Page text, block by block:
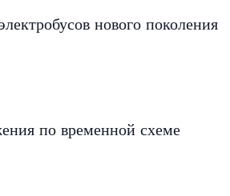
нового поколения
по временной схеме